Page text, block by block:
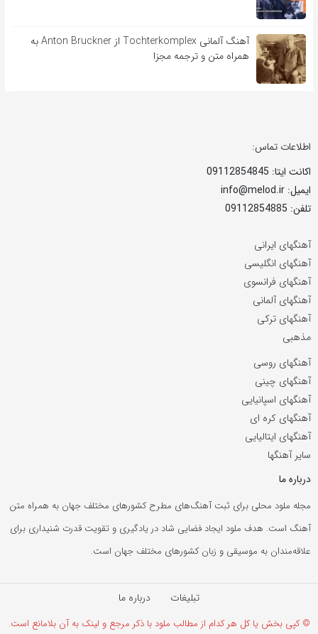
آهنگ آلمانی Tochterkomplex از Anton Bruckner به
همراه متن و ترجمه مجزا
اطلاعات تماس:
اکانت ایتا: 09112854845
ایمیل: info@melod.ir
تلفن: 09112854885
آهنگهای ایرانی
آهنگهای انگلیسی
آهنگهای فرانسوی
آهنگهای آلمانی
آهنگهای ترکی
مذهبی
آهنگهای روسی
آهنگهای چینی
آهنگهای اسپانیایی
آهنگهای کره ای
آهنگهای ایتالیایی
سایر آهنگها
درباره ما
مجله ملود محلی برای ثبت آهنگ‌های مطرح کشورهای مختلف جهان به همراه متن
آهنگ است. هدف ملود ایجاد فضایی شاد در یادگیری و تقویت قدرت شنیداری برای
علاقه‌مندان به موسیقی و زبان کشورهای مختلف جهان است.
تبلیغات درباره ما
© کپی بخش یا کل هر کدام از مطالب ملود با ذکر مرجع و لینک به آن بلامانع است.